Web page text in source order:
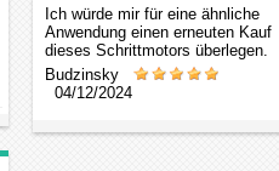
Ich würde mir für eine ähnliche
Anwendung einen erneuten Kauf
dieses Schrittmotors überlegen.
Budzinsky
04/12/2024